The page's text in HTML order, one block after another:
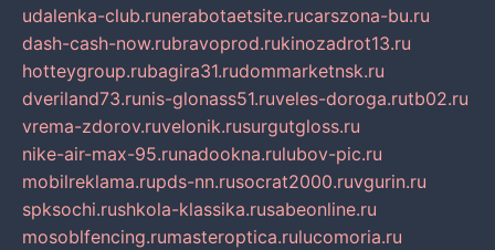
udalenka-club.runerabotaetsite.rucarszona-bu.ru
dash-cash-now.rubravoprod.rukinozadrot13.ru
hotteygroup.rubagira31.rudommarketnsk.ru
dveriland73.runis-glonass51.ruveles-doroga.rutb02.ru
vrema-zdorov.ruvelonik.rusurgutgloss.ru
nike-air-max-95.runadookna.rulubov-pic.ru
mobilreklama.rupds-nn.rusocrat2000.ruvgurin.ru
spksochi.rushkola-klassika.rusabeonline.ru
mosoblfencing.rumasteroptica.rulucomoria.ru